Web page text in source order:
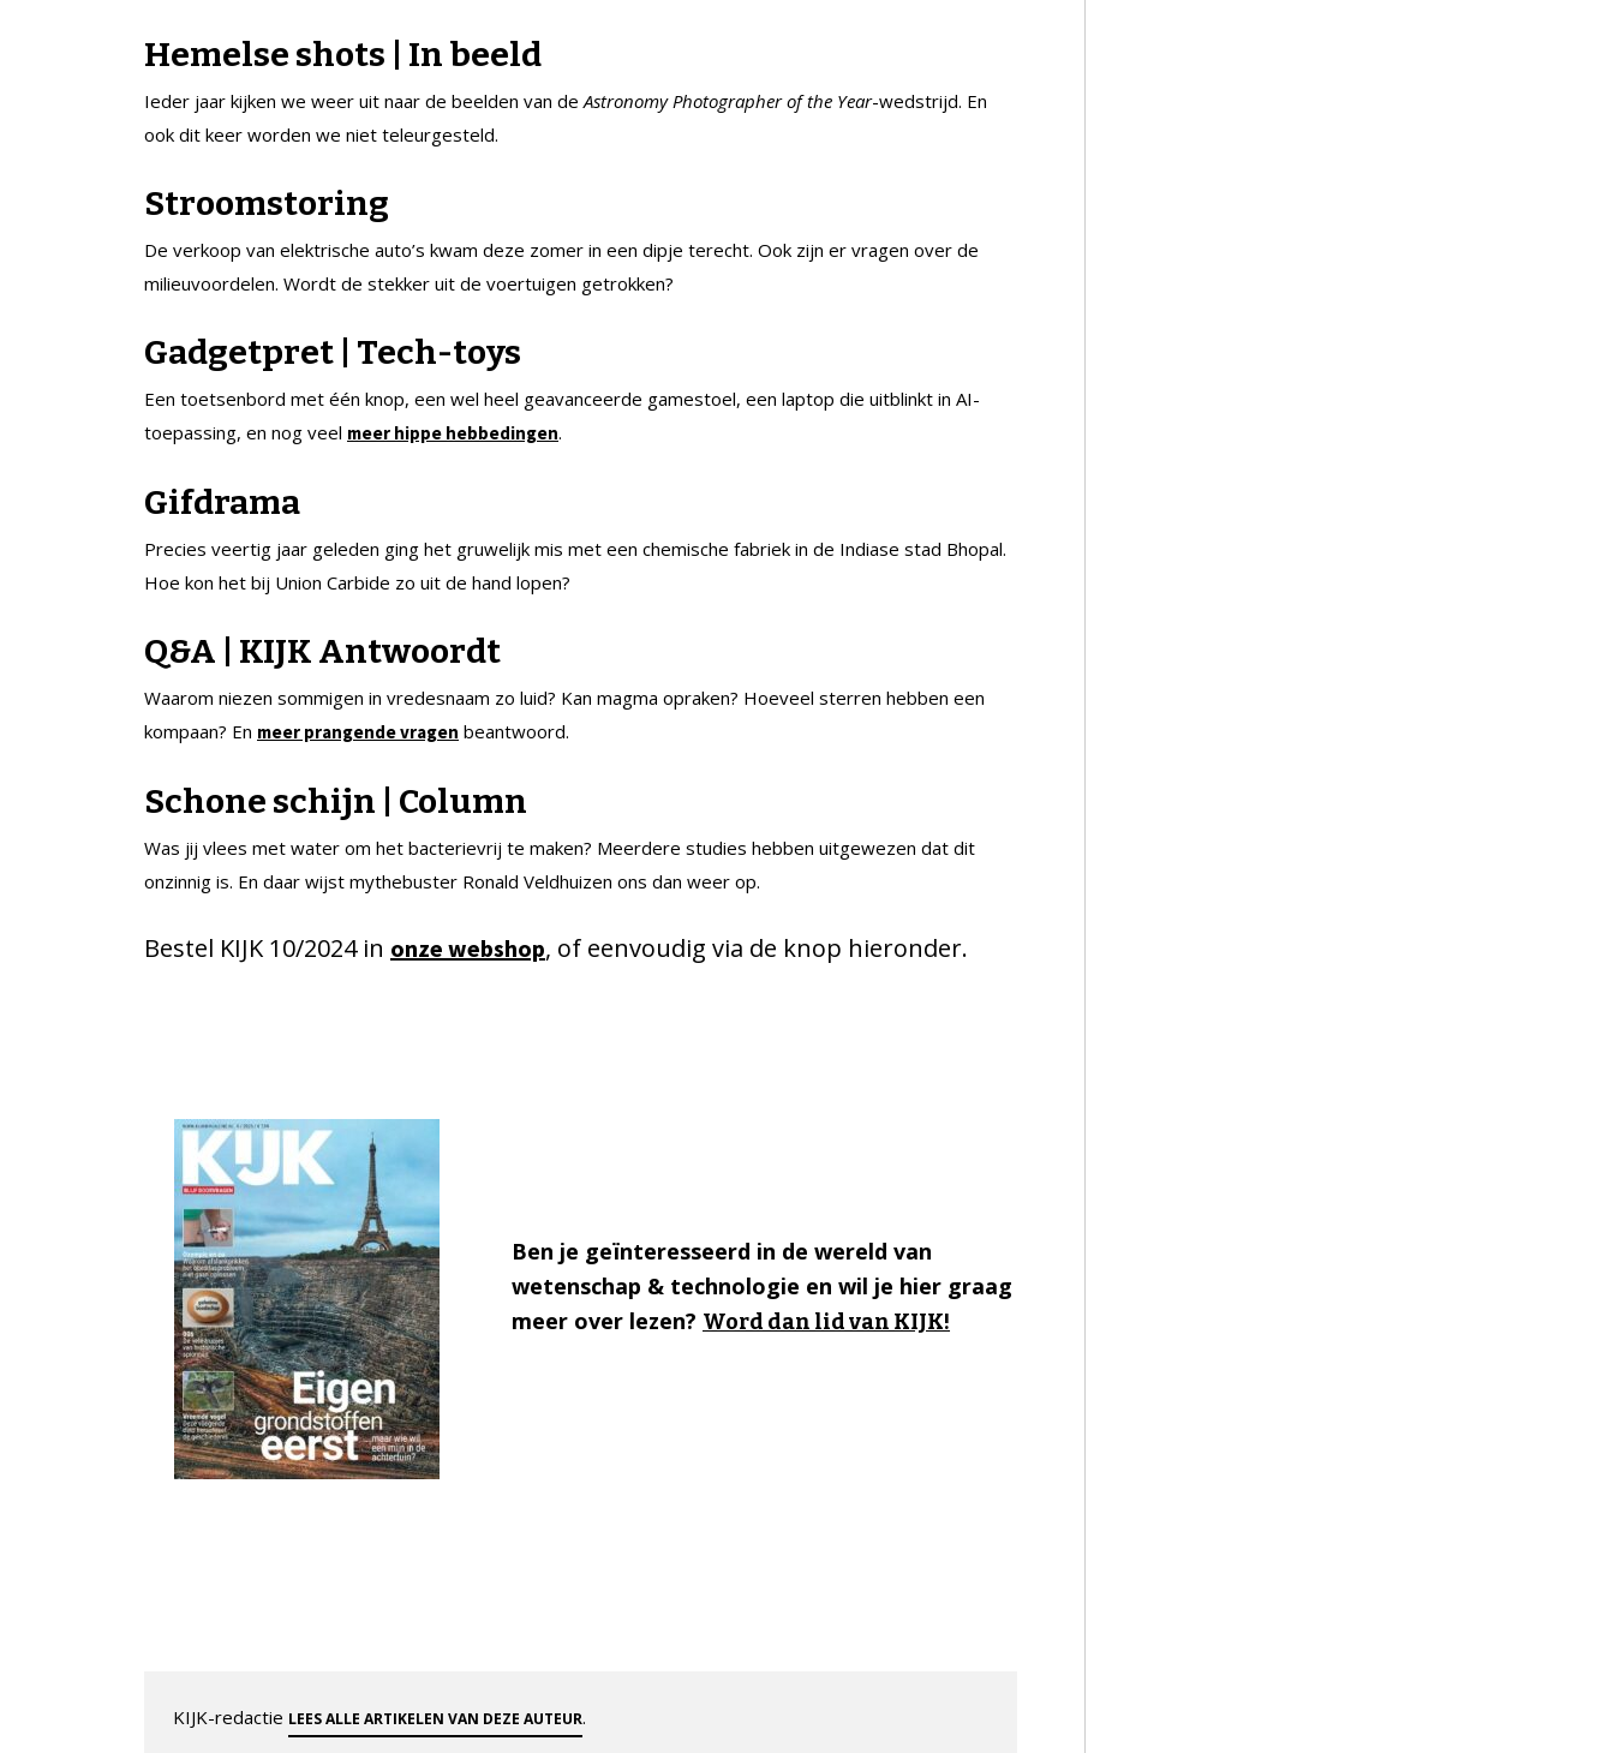
Hemelse shots | In beeld
Ieder jaar kijken we weer uit naar de beelden van de Astronomy Photographer of the Year-wedstrijd. En
ook dit keer worden we niet teleurgesteld.
Stroomstoring
De verkoop van elektrische auto’s kwam deze zomer in een dipje terecht. Ook zijn er vragen over de
milieuvoordelen. Wordt de stekker uit de voertuigen getrokken?
Gadgetpret | Tech-toys
Een toetsenbord met één knop, een wel heel geavanceerde gamestoel, een laptop die uitblinkt in AI-
toepassing, en nog veel meer hippe hebbedingen.
Gifdrama
Precies veertig jaar geleden ging het gruwelijk mis met een chemische fabriek in de Indiase stad Bhopal.
Hoe kon het bij Union Carbide zo uit de hand lopen?
Q&A | KIJK Antwoordt
Waarom niezen sommigen in vredesnaam zo luid? Kan magma opraken? Hoeveel sterren hebben een
kompaan? En meer prangende vragen beantwoord.
Schone schijn | Column
Was jij vlees met water om het bacterievrij te maken? Meerdere studies hebben uitgewezen dat dit
onzinnig is. En daar wijst mythebuster Ronald Veldhuizen ons dan weer op.
Bestel KIJK 10/2024 in onze webshop, of eenvoudig via de knop hieronder.
Ben je geïnteresseerd in de wereld van
wetenschap & technologie en wil je hier graag
meer over lezen? Word dan lid van KIJK!
KIJK-redactie LEES ALLE ARTIKELEN VAN DEZE AUTEUR.